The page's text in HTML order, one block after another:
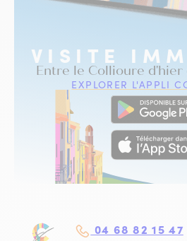
VISITE
Entre le Collioure d'hier
EXPLORER L'APPLI
04 68 82 15 47